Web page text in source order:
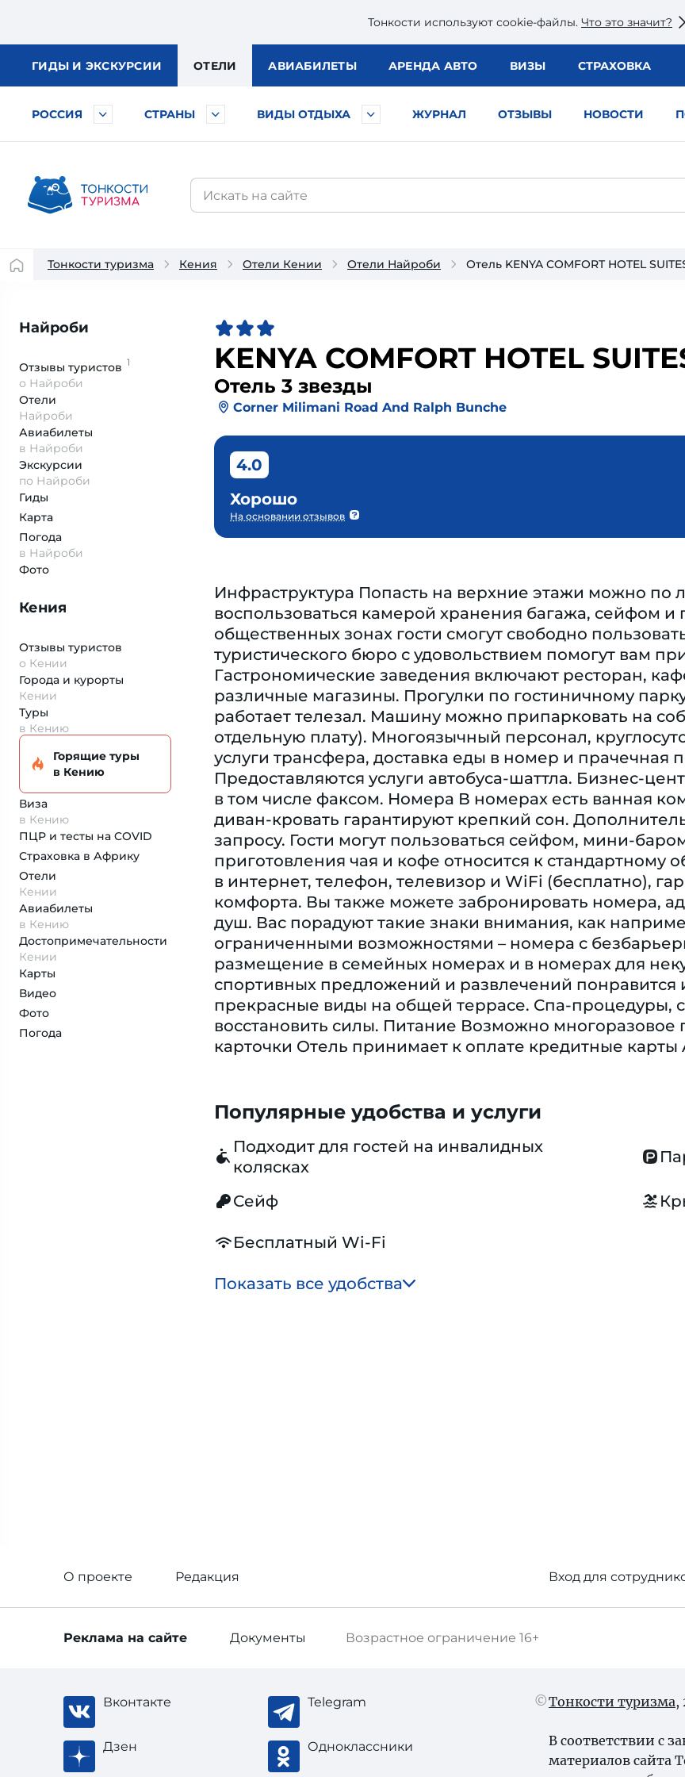
Тонкости используют сookie-файлы. Что это значит?
ГИДЫ И ЭКСКУРСИИ ОТЕЛИ АВИАБИЛЕТЫ АРЕНДА АВТО ВИЗЫ СТРАХОВКА
РОССИЯ СТРАНЫ ВИДЫ ОТДЫХА ЖУРНАЛ ОТЗЫВЫ НОВОСТИ
Тонкости туризма Кения Отели Кении Отели Найроби Отель KENYA COMFORT HOTEL
Найроби
Отзывы туристов 1
о Найроби
Отели
Найроби
Авиабилеты
в Найроби
Экскурсии
по Найроби
Гиды
Карта
Погода
в Найроби
Фото
Кения
Отзывы туристов
о Кении
Города и курорты
Кении
Туры
в Кению
Горящие туры
в Кению
Виза
в Кению
ПЦР и тесты на COVID
Страховка в Африку
Отели
Кении
Авиабилеты
в Кению
Достопримеча­тельности
Кении
Карты
Видео
Фото
Погода
KENYA COMFORT HOTEL
Отель 3 звезды
Corner Milimani Road And Ralph Bunche
4.0
Хорошо
На основании отзывов
Инфраструктура Попасть на верхние этажи можно
воспользоваться камерой хранения багажа, сейфом
общественных зонах гости смогут свободно
туристического бюро с удовольствием помогут вам
Гастрономические заведения включают ресторан,
различные магазины. Прогулки по гостиничному
работает телезал. Машину можно припарковать на
отдельную плату). Многоязычный персонал,
услуги трансфера, доставка еды в номер и прачечная
Предоставляются услуги автобуса-шаттла. Бизнес-
в том числе факсом. Номера В номерах есть ванная
диван-кровать гарантируют крепкий сон.
запросу. Гости могут пользоваться сейфом, мини-
приготовления чая и кофе относится к стандартному
в интернет, телефон, телевизор и WiFi (бесплатно),
комфорта. Вы также можете забронировать номера,
душ. Вас порадуют такие знаки внимания, как
ограниченными возможностями – номера с
размещение в семейных номерах и в номерах для
спортивных предложений и развлечений понравится
прекрасные виды на общей террасе. Спа-процедуры,
восстановить силы. Питание Возможно многоразовое
карточки Отель принимает к оплате кредитные карты
Популярные удобства и услуги
Подходит для гостей на инвалидных
колясках
Сейф
Бесплатный Wi-Fi
Показать все удобства
О проекте Редакция Вход для
Возрастное ограничение 16+
Реклама на сайте Документы
Вконтакте Telegram
Дзен Одноклассники
Тонкости туризма,
В соответствии с
материалов сайта